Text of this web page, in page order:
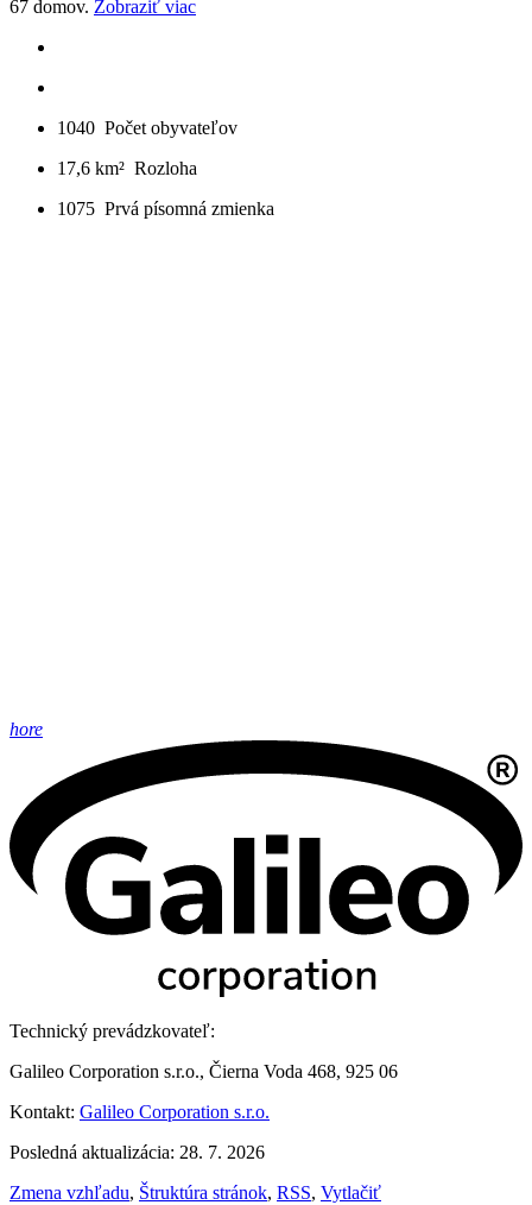
67 domov. Zobraziť viac
1040 Počet obyvateľov
17,6 km² Rozloha
1075 Prvá písomná zmienka
hore
Technický prevádzkovateľ:
Galileo Corporation s.r.o., Čierna Voda 468, 925 06
Kontakt: Galileo Corporation s.r.o.
Posledná aktualizácia: 28. 7. 2026
Zmena vzhľadu, Štruktúra stránok, RSS, Vytlačiť